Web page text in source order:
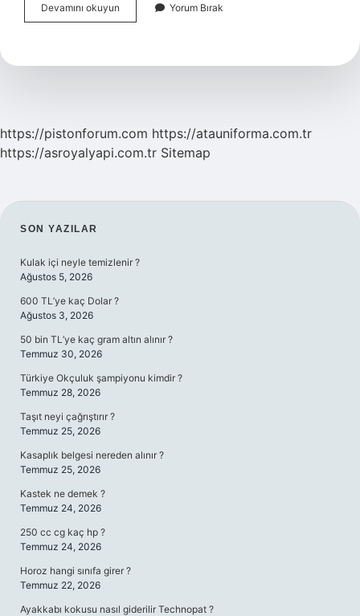
Devamını okuyun Türkiyede
Koyun
Yorum Bırak
https://pistonforum.com https://atauniforma.com.tr
https://asroyalyapi.com.tr Sitemap
SIDEBAR
SON YAZILAR
Kulak içi neyle temizlenir ?
Ağustos 5, 2026
600 TL’ye kaç Dolar ?
Ağustos 3, 2026
50 bin TL’ye kaç gram altın alınır ?
Temmuz 30, 2026
Türkiye Okçuluk şampiyonu kimdir ?
Temmuz 28, 2026
Taşıt neyi çağrıştırır ?
Temmuz 25, 2026
Kasaplık belgesi nereden alınır ?
Temmuz 25, 2026
Kastek ne demek ?
Temmuz 24, 2026
250 cc cg kaç hp ?
Temmuz 24, 2026
Horoz hangi sınıfa girer ?
Temmuz 22, 2026
Ayakkabı kokusu nasıl giderilir Technopat ?